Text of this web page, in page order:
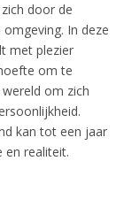
door de
In deze
met plezier
om te
om zich
kan tot een jaar
en realiteit.